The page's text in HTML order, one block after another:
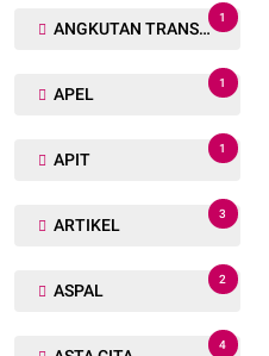
ANGKUTAN TRANSPORTASI
1
APEL
1
APIT
1
ARTIKEL
3
ASPAL
2
4